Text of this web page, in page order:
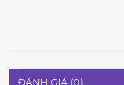
ĐÁNH GIÁ (0)